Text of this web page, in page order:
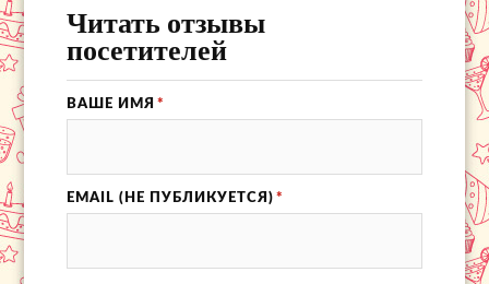
Читать отзывы
посетителей
ВАШЕ ИМЯ *
EMAIL (НЕ ПУБЛИКУЕТСЯ) *